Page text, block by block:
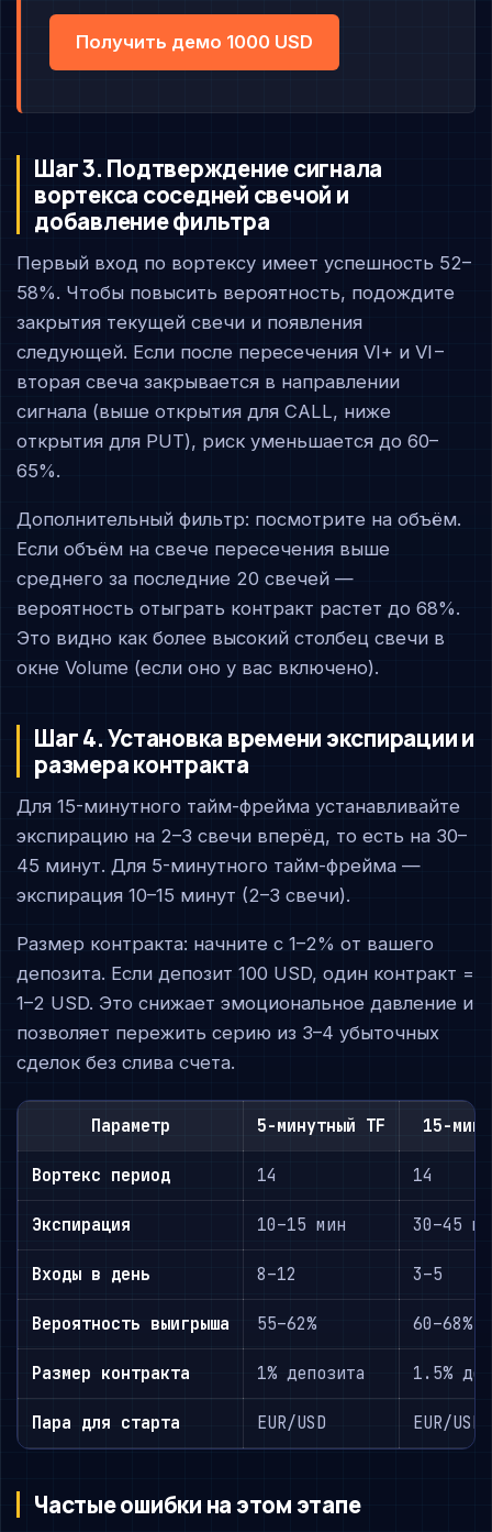
Получить демо 1000 USD
Шаг 3. Подтверждение сигнала
вортекса соседней свечой и
добавление фильтра
Первый вход по вортексу имеет успешность 52–
58%. Чтобы повысить вероятность, подождите
закрытия текущей свечи и появления
следующей. Если после пересечения VI+ и VI−
вторая свеча закрывается в направлении
сигнала (выше открытия для CALL, ниже
открытия для PUT), риск уменьшается до 60–
65%.
Дополнительный фильтр: посмотрите на объём.
Если объём на свече пересечения выше
среднего за последние 20 свечей —
вероятность отыграть контракт растет до 68%.
Это видно как более высокий столбец свечи в
окне Volume (если оно у вас включено).
Шаг 4. Установка времени экспирации и
размера контракта
Для 15-минутного тайм-фрейма устанавливайте
экспирацию на 2–3 свечи вперёд, то есть на 30–
45 минут. Для 5-минутного тайм-фрейма —
экспирация 10–15 минут (2–3 свечи).
Размер контракта: начните с 1–2% от вашего
депозита. Если депозит 100 USD, один контракт =
1–2 USD. Это снижает эмоциональное давление и
позволяет пережить серию из 3–4 убыточных
сделок без слива счета.
Параметр 5-минутный TF 15-
Вортекс период 14 14
Экспирация 10–15 мин 30–45
Входы в день 8–12 3–5
Вероятность выигрыша 55–62% 60–68%
Размер контракта 1% депозита 1.5%
Пара для старта EUR/USD EUR/
Частые ошибки на этом этапе